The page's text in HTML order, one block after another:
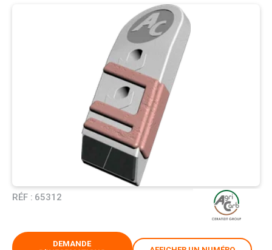
RÉF : 65312
DEMANDE